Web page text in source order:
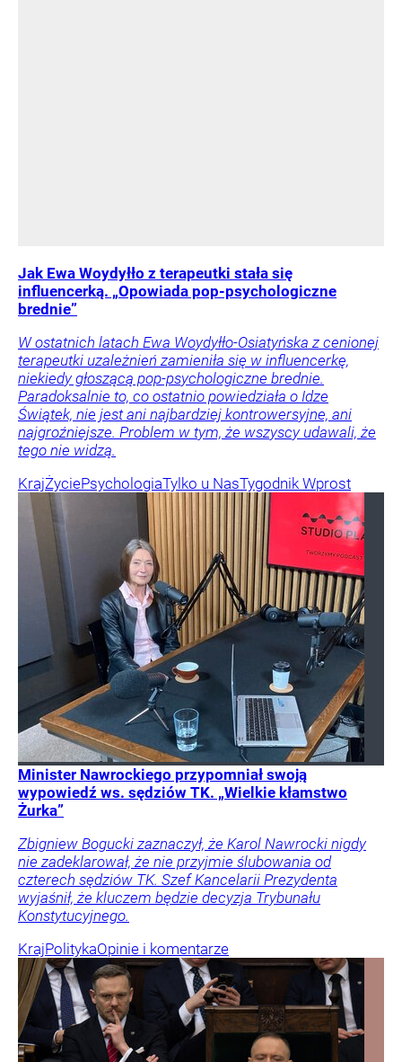
Jak Ewa Woydyłło z terapeutki stała się
influencerką. „Opowiada pop-psychologiczne
brednie”
W ostatnich latach Ewa Woydyłło-Osiatyńska z cenionej
terapeutki uzależnień zamieniła się w influencerkę,
niekiedy głoszącą pop-psychologiczne brednie.
Paradoksalnie to, co ostatnio powiedziała o Idze
Świątek, nie jest ani najbardziej kontrowersyjne, ani
najgroźniejsze. Problem w tym, że wszyscy udawali, że
tego nie widzą.
KrajŻyciePsychologiaTylko u NasTygodnik Wprost
Minister Nawrockiego przypomniał swoją
wypowiedź ws. sędziów TK. „Wielkie kłamstwo
Żurka”
Zbigniew Bogucki zaznaczył, że Karol Nawrocki nigdy
nie zadeklarował, że nie przyjmie ślubowania od
czterech sędziów TK. Szef Kancelarii Prezydenta
wyjaśnił, że kluczem będzie decyzja Trybunału
Konstytucyjnego.
KrajPolitykaOpinie i komentarze